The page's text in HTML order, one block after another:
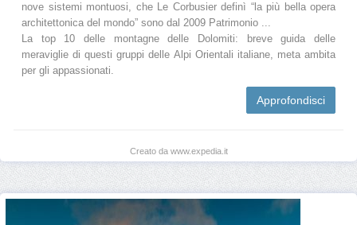
nove sistemi montuosi, che Le Corbusier definì “la più bella opera
architettonica del mondo” sono dal 2009 Patrimonio ...
La top 10 delle montagne delle Dolomiti: breve guida delle
meraviglie di questi gruppi delle Alpi Orientali italiane, meta ambita
per gli appassionati.
Approfondisci
Creato da www.expedia.it